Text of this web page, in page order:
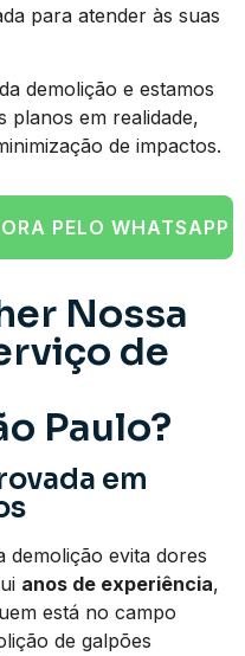
para atender às suas
demolição e estamos
em realidade,
de impactos.
PELO WHATSAPP
Nossa
de
Paulo?
em
demolição evita dores
anos de experiência,
está no campo
de galpões